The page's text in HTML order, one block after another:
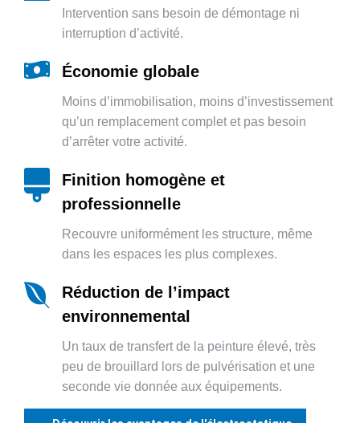
Intervention sans besoin de démontage ni
interruption d’activité.
Économie globale
Moins d’immobilisation, moins d’investissement
qu’un remplacement complet et pas besoin
d’arrêter votre activité.
Finition homogène et
professionnelle
Recouvre uniformément les structure, même
dans les espaces les plus complexes.
Réduction de l’impact
environnemental
Un taux de transfert de la peinture élevé, très
peu de brouillard lors de pulvérisation et une
seconde vie donnée aux équipements.